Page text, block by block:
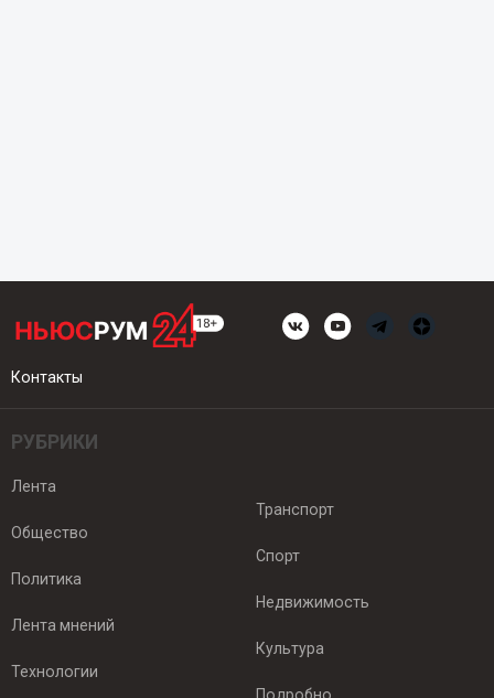
Контакты
РУБРИКИ
Лента
Общество
Политика
Лента мнений
Технологии
Транспорт
Спорт
Недвижимость
Культура